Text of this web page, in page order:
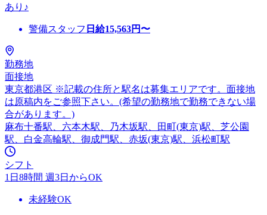
あり♪
警備スタッフ 日給15,563円〜
勤務地
面接地
東京都港区 ※記載の住所と駅名は募集エリアです。面接地
は原稿内をご参照下さい。(希望の勤務地で勤務できない場
合があります。)
麻布十番駅、六本木駅、乃木坂駅、田町(東京)駅、芝公園
駅、白金高輪駅、御成門駅、赤坂(東京)駅、浜松町駅
シフト
1日8時間 週3日からOK
未経験OK